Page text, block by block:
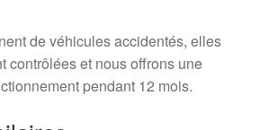
de véhicules accidentés, elles
contrôlées et nous offrons une
pendant 12 mois.